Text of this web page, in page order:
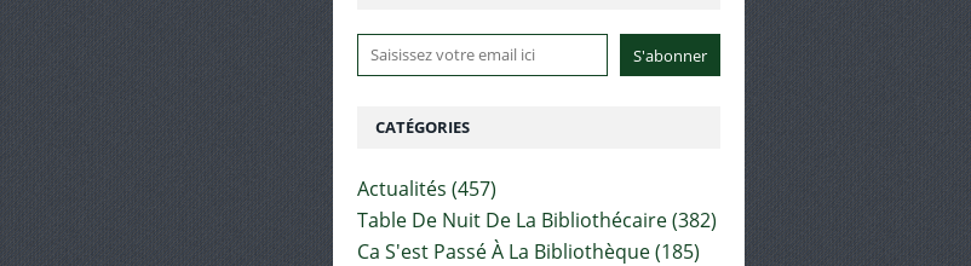
CATÉGORIES
Actualités (457)
Table De Nuit De La Bibliothécaire(382)
Ca S'est Passé À La Bibliothèque(185)